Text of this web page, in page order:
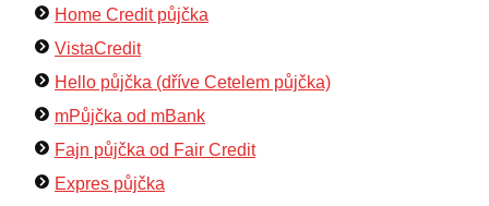
Home Credit půjčka
VistaCredit
Hello půjčka (dříve Cetelem půjčka)
mPůjčka od mBank
Fajn půjčka od Fair Credit
Expres půjčka